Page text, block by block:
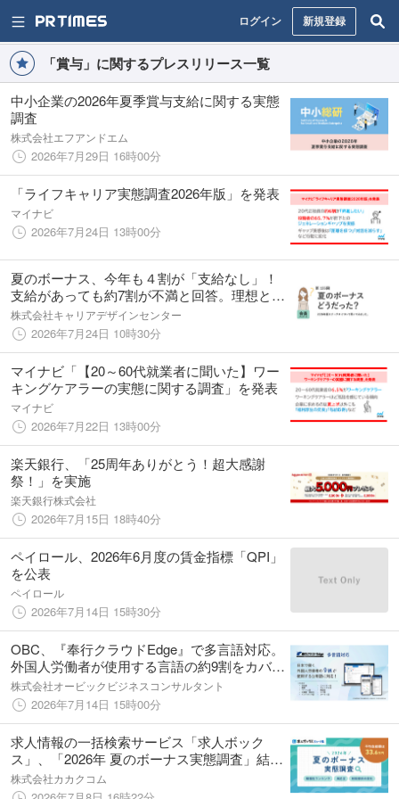
ログイン 新規登録
「賞与」に関するプレスリリース一覧
中小企業の2026年夏季賞与支給に関する実態
調査
株式会社エフアンドエム
2026年7月29日 16時00分
「ライフキャリア実態調査2026年版」を発表
マイナビ
2026年7月24日 13時00分
夏のボーナス、今年も４割が「支給なし」！
支給があっても約7割が不満と回答。理想との
乖離が埋まらず。／『女の転職type』が働く
女性にアンケート【第135回】
株式会社キャリアデザインセンター
2026年7月24日 10時30分
マイナビ「【20～60代就業者に聞いた】ワー
キングケアラーの実態に関する調査」を発表
マイナビ
2026年7月22日 13時00分
楽天銀行、「25周年ありがとう！超大感謝
祭！」を実施
楽天銀行株式会社
2026年7月15日 18時40分
ペイロール、2026年6月度の賃金指標「QPI」
を公表
ペイロール
2026年7月14日 15時30分
OBC、『奉行クラウドEdge』で多言語対応。
外国人労働者が使用する言語の約9割をカバー
し、多様な人材が安心して働ける環境づくり
を支援
株式会社オービックビジネスコンサルタント
2026年7月14日 15時00分
求人情報の一括検索サービス「求人ボック
ス」、「2026年 夏のボーナス実態調査」結果
を発表
株式会社カカクコム